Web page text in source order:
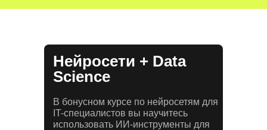
Нейросети + Data
Science
В бонусном курсе по нейросетям для
IT-специалистов вы научитесь
использовать ИИ-инструменты для